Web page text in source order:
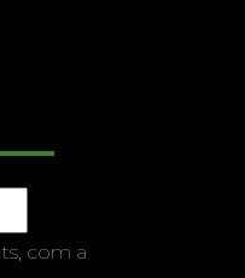
com a